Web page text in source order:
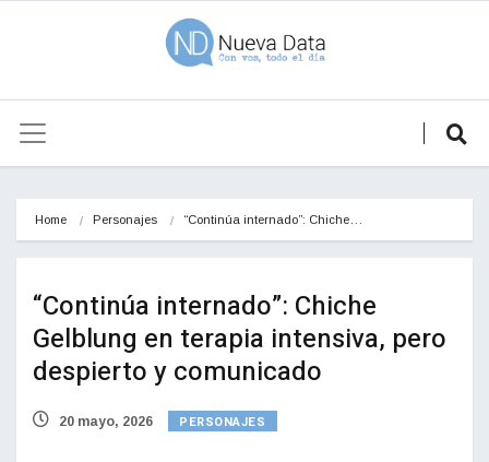
Home Personajes “Continúa internado”: Chiche…
“Continúa internado”: Chiche
Gelblung en terapia intensiva, pero
despierto y comunicado
20 mayo, 2026 PERSONAJES